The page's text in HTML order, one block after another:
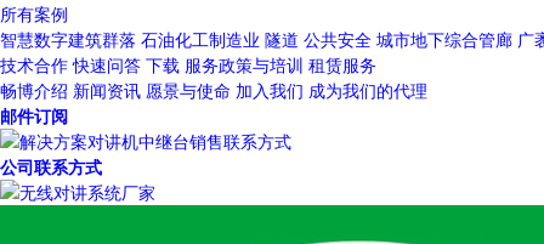
所有案例
智慧数字建筑群落 石油化工制造业 隧道 公共安全 城市地下综合管廊 广
技术合作 快速问答 下载 服务政策与培训 租赁服务
畅博介绍 新闻资讯 愿景与使命 加入我们 成为我们的代理
邮件订阅
公司联系方式